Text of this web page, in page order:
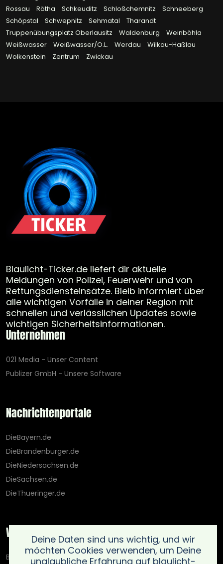
Rossau
Rötha Schkeuditz Schloßchemnitz
Schneeberg
Schöpstal
Schwepnitz Sehmatal
Tharandt
Truppenübungsplatz Oberlausitz
Waldenburg
Weinböhla
Weißwasser
Weißwasser/O.L. Werdau
Wilkau-Haßlau
Wolkenstein
Zentrum Zwickau
Blaulicht-Ticker.de liefert dir aktuelle
Meldungen von Polizei, Feuerwehr und von
Rettungsdiensteinsätze. Bleib informiert über
alle wichtigen Vorfälle in deiner Region mit
schnellen und verlässlichen Updates sowie
wichtigen Sicherheitsinformationen.
Unternehmen
021 Media - Unser Content
Publizer GmbH - Unsere Software
Nachrichtenportale
DieBayern.de
DieBrandenburger.de
DieNiedersachsen.de
DieSachsen.de
DieThueringer.de
Weitere Portale
Blaulicht-Ticker.de
Deine Daten sind uns wichtig, und wir
möchten Cookies verwenden, um Deine
unglaubliche Erfahrung auf blaulicht-